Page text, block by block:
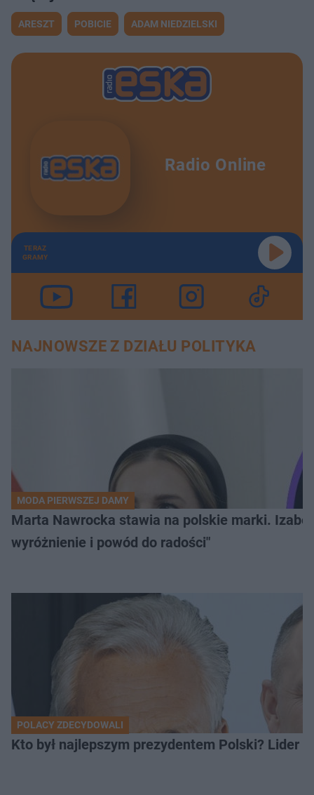
ARESZT POBICIE ADAM NIEDZIELSKI
Radio Online
TERAZ
GRAMY
NAJNOWSZE Z DZIAŁU POLITYKA
MODA PIERWSZEJ DAMY
Marta Nawrocka stawia na polskie marki.
wyróżnienie i powód do radości"
POLACY ZDECYDOWALI
Kto był najlepszym prezydentem Polski? Lider